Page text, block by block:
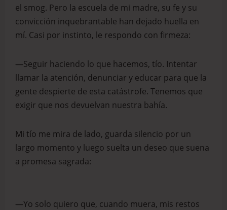
el smog. Pero la escuela de mi madre, su fe y su
convicción inquebrantable han dejado huella en
mí. Casi por instinto, le respondo con firmeza:
—Seguir haciendo lo que hacemos, tío. Intentar
llamar la atención, denunciar y educar para que la
gente despierte de esta catástrofe. Tenemos que
exigir que nos devuelvan nuestra bahía.
Mi tío me mira de lado, guarda silencio por un
largo momento y luego suelta un deseo que suena
a promesa sagrada:
—Yo solo quiero que, cuando muera, mis restos